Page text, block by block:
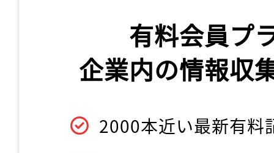
有料会員プ
企業内の情報収
2000本近い最新有料